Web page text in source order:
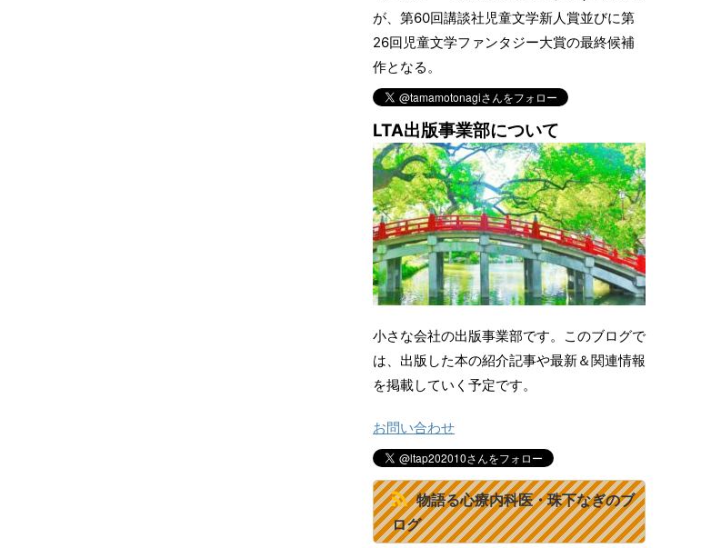
が、第60回講談社児童文学新人賞並びに第
26回児童文学ファンタジー大賞の最終候補
作となる。
LTA出版事業部について
小さな会社の出版事業部です。このブログで
は、出版した本の紹介記事や最新＆関連情報
を掲載していく予定です。
お問い合わせ
物語る心療内科医・珠下なぎのブ
ログ